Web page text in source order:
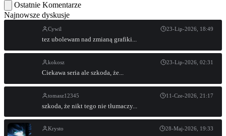
Ostatnie Komentarze
Najnowsze dyskusje
Cywil 23-Lip-2026, 18:49
tez ubolewam nad zmianą grafiki...
kokosz 23-Lip-2026, 02:31
Ciekawa seria ale szkoda, że...
tomasz12345 11-Cze-2026, 21:17
szkoda, że nikt tego nie tłumaczy...
Krysto 28-Maj-2026, 19:33